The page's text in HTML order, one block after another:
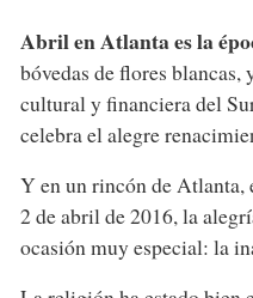
Abril en Atlanta es la
bóvedas de flores
cultural y financiera del
celebra el alegre
Y en un rincón de Atlanta,
2 de abril de 2016, la
ocasión muy especial: la